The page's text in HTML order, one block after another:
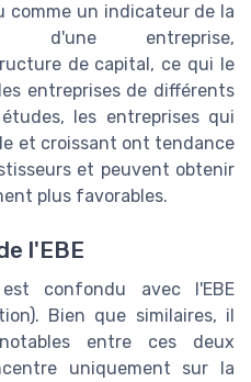
comme un indicateur de la
d'une entreprise,
de capital, ce qui le
entreprises de différents
les entreprises qui
et croissant ont tendance
et peuvent obtenir
plus favorables.
l'EBE
confondu avec l'EBE
Bien que similaires, il
entre ces deux
uniquement sur la